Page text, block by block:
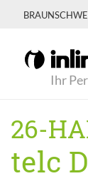
Ihr
26-
telc